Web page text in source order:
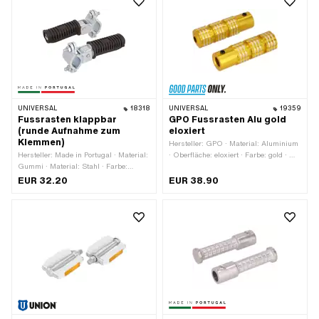
Schlüsselweite: 15 mm · Reflektoren:
UNIVERSAL 18318
Fussrasten klappbar
(runde Aufnahme zum
Klemmen)
Hersteller: Made in Portugal · Material:
Gummi · Material: Stahl · Farbe:
schwarz · Farbe: silber · Ø innen: 20
EUR 32.20
UNIVERSAL 19359
GPO Fussrasten Alu gold
eloxiert
Hersteller: GPO · Material: Aluminium
· Oberfläche: eloxiert · Farbe: gold · Ø
Tiefe: 29 mm · Reflektoren: Nein
EUR 38.90